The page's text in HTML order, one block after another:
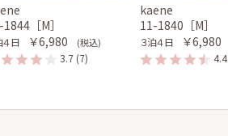
［M］
４日 ￥6,980 (税込)
3.7 (7)
kaene
11-1840［M］
３泊４日 ￥6,980
4.4